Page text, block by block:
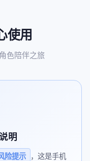
使用
色陪伴之旅
明
险提示
，这是手机